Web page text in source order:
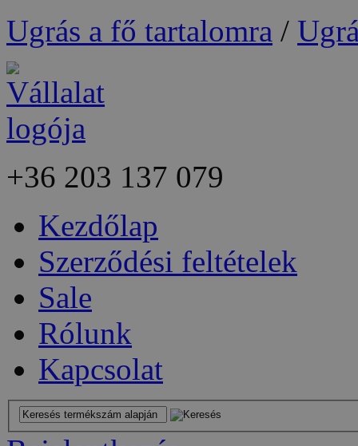
Ugrás a fő tartalomra /
+36 203 137 079
Kezdőlap
Szerződési feltételek
Sale
Rólunk
Kapcsolat